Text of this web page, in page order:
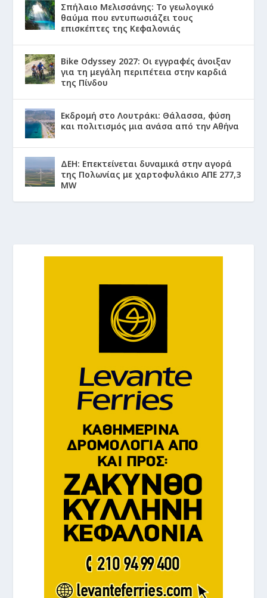
Σπήλαιο Μελισσάνης: Το γεωλογικό
θαύμα που εντυπωσιάζει τους
επισκέπτες της Κεφαλονιάς
Bike Odyssey 2027: Οι εγγραφές άνοιξαν
για τη μεγάλη περιπέτεια στην καρδιά
της Πίνδου
Εκδρομή στο Λουτράκι: Θάλασσα, φύση
και πολιτισμός μια ανάσα από την Αθήνα
ΔΕΗ: Επεκτείνεται δυναμικά στην αγορά
της Πολωνίας με χαρτοφυλάκιο ΑΠΕ 277,3
MW